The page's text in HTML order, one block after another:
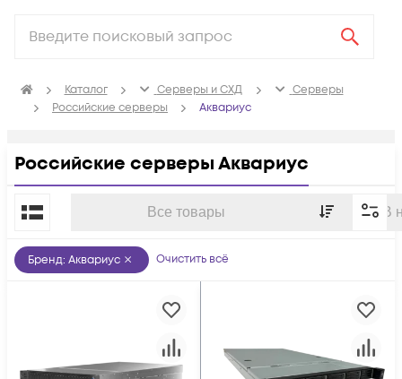
Каталог Серверы и СХД
Серверы
Российские серверы
Аквариус
Российские серверы Аквариус
Все товары В
По популярности
Бренд: Аквариус Очистить всё